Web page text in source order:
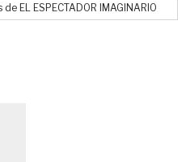
EL ESPECTADOR IMAGINARIO